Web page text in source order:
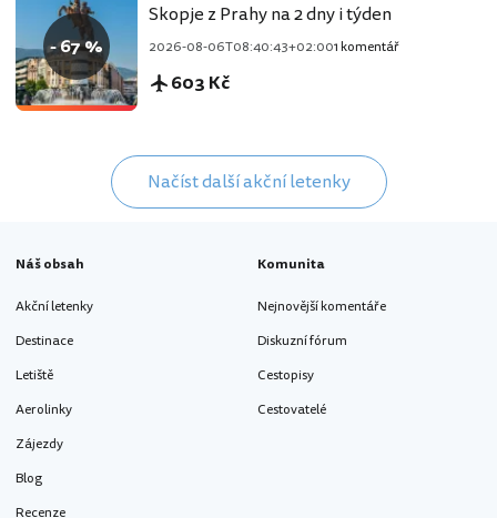
- 67 %
Skopje z Prahy na 2 dny i týden
2026-08-06T08:40:43+02:001 komentář
603 Kč
Načíst další akční letenky
Náš obsah
Akční letenky
Destinace
Letiště
Aerolinky
Zájezdy
Blog
Recenze
Komunita
Nejnovější komentáře
Diskuzní fórum
Cestopisy
Cestovatelé